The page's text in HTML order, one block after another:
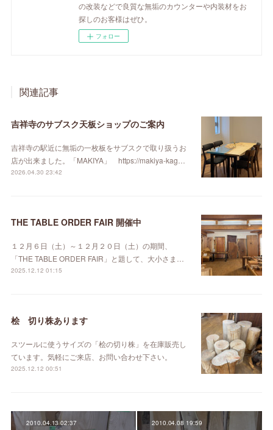
の改装などで良質な無垢のカウンターや内装材をお
探しのお客様はぜひ。
フォロー
関連記事
吉祥寺のサブスク天板ショップのご案内
吉祥寺の駅近に無垢の一枚板をサブスクで取り扱うお
店が出来ました。「MAKIYA」 https://makiya-kag…
2026.04.30 23:42
THE TABLE ORDER FAIR 開催中
１２月６日（土）～１２月２０日（土）の期間、
「THE TABLE ORDER FAIR」と題して、大小さま…
2025.12.12 01:15
桧 切り株あります
スツールに使うサイズの「桧の切り株」を在庫販売し
ています。気軽にご来店、お問い合わせ下さい。
2025.12.12 00:51
2010.04.13 02:37 2010.04.08 19:59